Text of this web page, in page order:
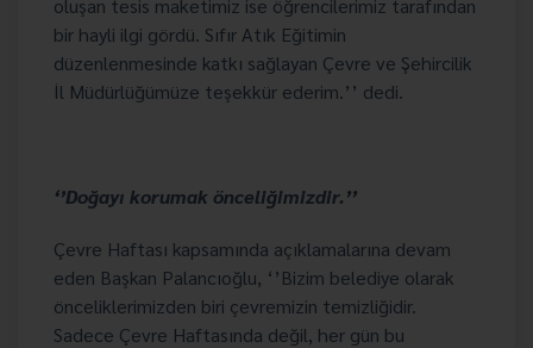
oluşan tesis maketimiz ise öğrencilerimiz tarafından
bir hayli ilgi gördü. Sıfır Atık Eğitimin
düzenlenmesinde katkı sağlayan Çevre ve Şehircilik
İl Müdürlüğümüze teşekkür ederim.’’ dedi.
‘’Doğayı korumak önceliğimizdir.’’
Çevre Haftası kapsamında açıklamalarına devam
eden Başkan Palancıoğlu, ‘’Bizim belediye olarak
önceliklerimizden biri çevremizin temizliğidir.
Sadece Çevre Haftasında değil, her gün bu